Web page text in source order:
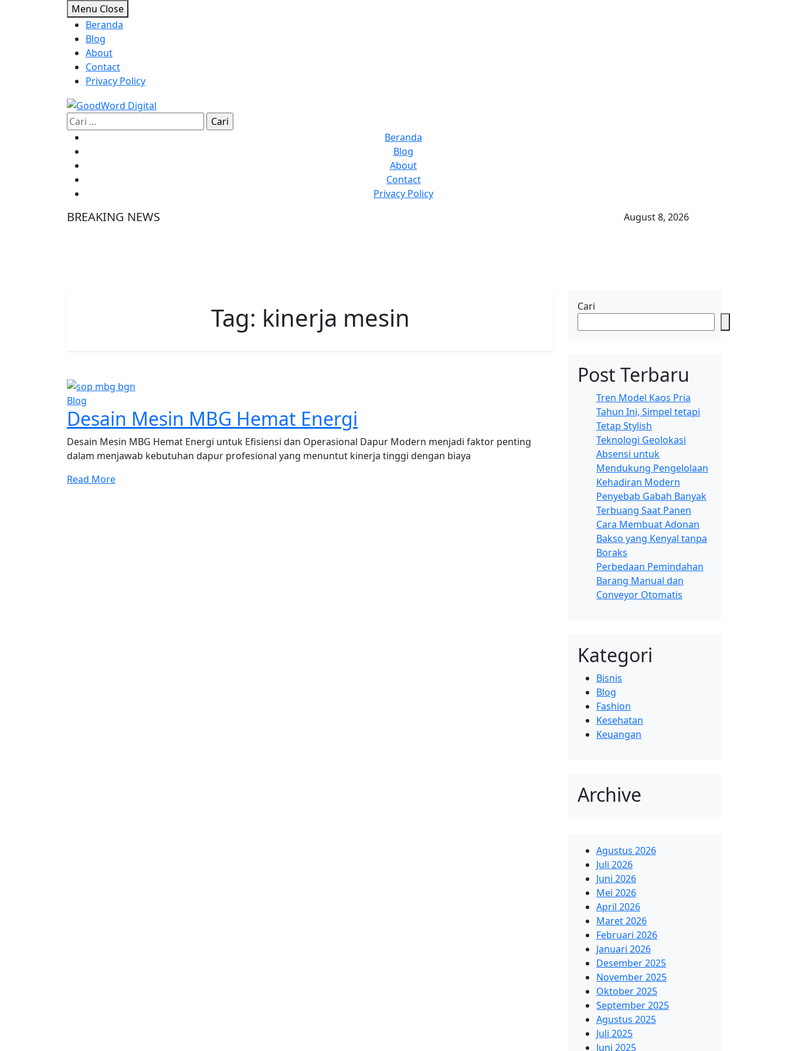
Menu Close
Beranda
Blog
About
Contact
Privacy Policy
Cari
untuk:
Beranda
Blog
About
Contact
Privacy Policy
BREAKING NEWS August 8, 2026
Tag: kinerja mesin
Blog
Desain Mesin MBG Hemat Energi
Desain Mesin MBG Hemat Energi untuk Efisiensi dan Operasional Dapur Modern menjadi faktor penting
dalam menjawab kebutuhan dapur profesional yang menuntut kinerja tinggi dengan biaya
Read More
Cari
Post Terbaru
Tren Model Kaos Pria
Tahun Ini, Simpel tetapi
Tetap Stylish
Teknologi Geolokasi
Absensi untuk
Mendukung Pengelolaan
Kehadiran Modern
Penyebab Gabah Banyak
Terbuang Saat Panen
Cara Membuat Adonan
Bakso yang Kenyal tanpa
Boraks
Perbedaan Pemindahan
Barang Manual dan
Conveyor Otomatis
Kategori
Bisnis
Blog
Fashion
Kesehatan
Keuangan
Archive
Agustus 2026
Juli 2026
Juni 2026
Mei 2026
April 2026
Maret 2026
Februari 2026
Januari 2026
Desember 2025
November 2025
Oktober 2025
September 2025
Agustus 2025
Juli 2025
Juni 2025